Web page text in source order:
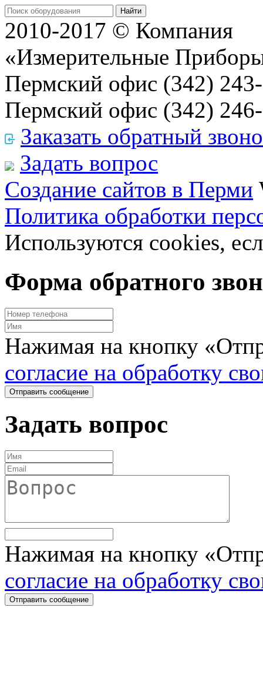
Найти
2010-2017 © Компания
«Измерительные
Пермский офис (342)
Пермский офис (342)
Заказать обратный
Задать вопрос
Создание сайтов в Перми
Политика обработки
Используются cookies,
Форма обратного
Нажимая на кнопку
согласие на обработку
Задать вопрос
Нажимая на кнопку
согласие на обработку